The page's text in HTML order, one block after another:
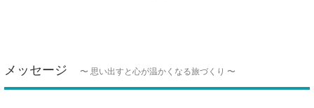
メッセージ 〜 思い出すと心が温かくなる旅づくり 〜